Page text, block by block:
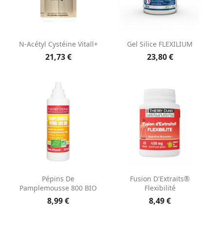
N-Acétyl Cystéine Vitall+
21,73 €
Gel Silice FLEXILIUM
23,80 €
Pépins De
Pamplemousse 800 BIO
8,99 €
Fusion D'Extraits®
Flexibilité
8,49 €